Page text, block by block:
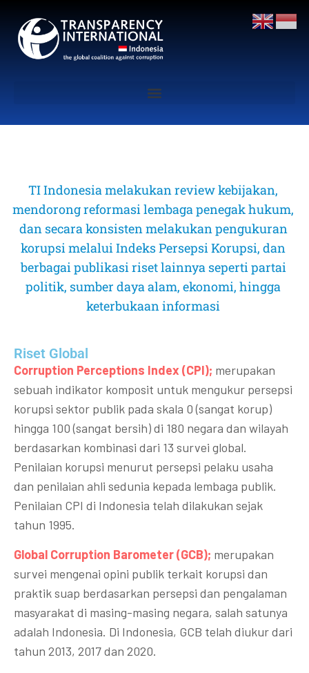
TI Indonesia melakukan review kebijakan,
mendorong reformasi lembaga penegak hukum,
dan secara konsisten melakukan pengukuran
korupsi melalui Indeks Persepsi Korupsi, dan
berbagai publikasi riset lainnya seperti partai
politik, sumber daya alam, ekonomi, hingga
keterbukaan informasi
Riset Global​
Corruption Perceptions Index (CPI); merupakan
sebuah indikator komposit untuk mengukur persepsi
korupsi sektor publik pada skala 0 (sangat korup)
hingga 100 (sangat bersih) di 180 negara dan wilayah
berdasarkan kombinasi dari 13 survei global.
Penilaian korupsi menurut persepsi pelaku usaha
dan penilaian ahli sedunia kepada lembaga publik.
Penilaian CPI di Indonesia telah dilakukan sejak
tahun 1995.
Global Corruption Barometer (GCB); merupakan
survei mengenai opini publik terkait korupsi dan
praktik suap berdasarkan persepsi dan pengalaman
masyarakat di masing-masing negara, salah satunya
adalah Indonesia. Di Indonesia, GCB telah diukur dari
tahun 2013, 2017 dan 2020.